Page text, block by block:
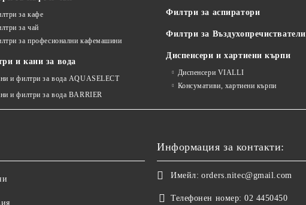
за кафе
за чай
за професионални кафемашини
и кани за вода
и филтри за вода AQUASELECT
и филтри за вода BARRIER
Филтри за аспиратори
Филтри за Въздухопречистватели
Диспенсери и хартиени кърпи
Диспенсери VIALLI
Консумативи, хартиени кърпи
Информация за контакти:
Имейл: orders.nitec@gmail.com
Телефонен номер: 02 4450450